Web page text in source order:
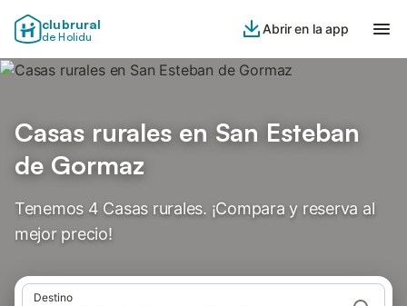
clubrural
de Holidu
Abrir en la app
Casas rurales en San Esteban
de Gormaz
Tenemos 4 Casas rurales. ¡Compara y reserva al
mejor precio!
Destino